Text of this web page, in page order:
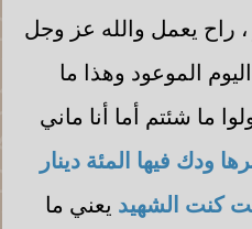
راح يعمل والله عز وجل
الموعود وهذا ما
ما شئتم أما أنا ماني
ودك فيها المئة دينار
كنت الشهيد يعني ما